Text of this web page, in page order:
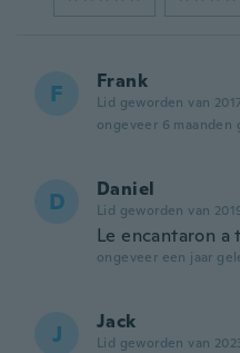
F Frank
Lid geworden van
ongeveer 6 maanden
D Daniel
Lid geworden van
Le encantaron a
ongeveer een jaar
J Jack
Lid geworden van